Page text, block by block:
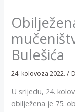
Bulešića
24. kolovoza 2022./
U srijedu, 24.
obilježena je 75.